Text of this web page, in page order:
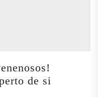
de si